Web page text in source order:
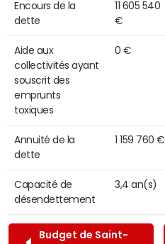
Encours de la
dette
11 605 540
€
Aide aux
collectivités ayant
souscrit des
emprunts
toxiques
0 €
Annuité de la
dette
1 159 760 €
Capacité de
désendettement
3,4 an(s)
Budget de Saint-